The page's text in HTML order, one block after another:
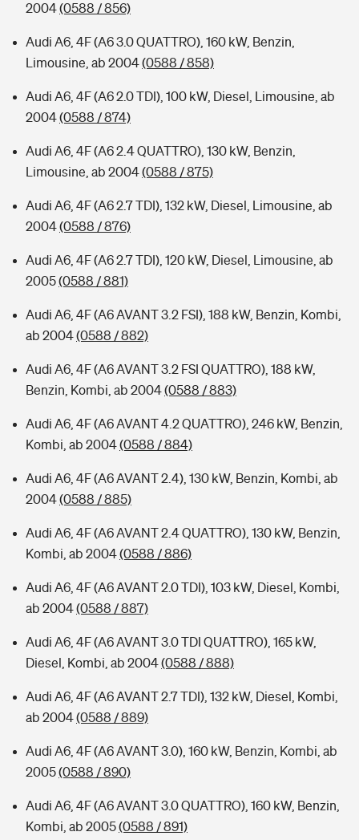
2004(0588 / 856)
Audi A6, 4F (A6 3.0 QUATTRO), 160 kW, Benzin,
Limousine, ab 2004(0588 / 858)
Audi A6, 4F (A6 2.0 TDI), 100 kW, Diesel, Limousine, ab
2004(0588 / 874)
Audi A6, 4F (A6 2.4 QUATTRO), 130 kW, Benzin,
Limousine, ab 2004(0588 / 875)
Audi A6, 4F (A6 2.7 TDI), 132 kW, Diesel, Limousine, ab
2004(0588 / 876)
Audi A6, 4F (A6 2.7 TDI), 120 kW, Diesel, Limousine, ab
2005(0588 / 881)
Audi A6, 4F (A6 AVANT 3.2 FSI), 188 kW, Benzin, Kombi,
ab 2004(0588 / 882)
Audi A6, 4F (A6 AVANT 3.2 FSI QUATTRO), 188 kW,
Benzin, Kombi, ab 2004(0588 / 883)
Audi A6, 4F (A6 AVANT 4.2 QUATTRO), 246 kW, Benzin,
Kombi, ab 2004(0588 / 884)
Audi A6, 4F (A6 AVANT 2.4), 130 kW, Benzin, Kombi, ab
2004(0588 / 885)
Audi A6, 4F (A6 AVANT 2.4 QUATTRO), 130 kW, Benzin,
Kombi, ab 2004(0588 / 886)
Audi A6, 4F (A6 AVANT 2.0 TDI), 103 kW, Diesel, Kombi,
ab 2004(0588 / 887)
Audi A6, 4F (A6 AVANT 3.0 TDI QUATTRO), 165 kW,
Diesel, Kombi, ab 2004(0588 / 888)
Audi A6, 4F (A6 AVANT 2.7 TDI), 132 kW, Diesel, Kombi,
ab 2004(0588 / 889)
Audi A6, 4F (A6 AVANT 3.0), 160 kW, Benzin, Kombi, ab
2005(0588 / 890)
Audi A6, 4F (A6 AVANT 3.0 QUATTRO), 160 kW, Benzin,
Kombi, ab 2005(0588 / 891)